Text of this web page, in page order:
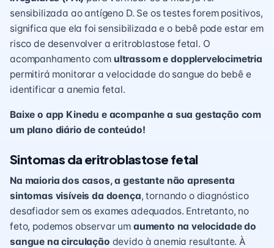
sensibilizada ao antígeno D. Se os testes forem positivos,
significa que ela foi sensibilizada e o bebê pode estar em
risco de desenvolver a eritroblastose fetal. O
acompanhamento com ultrassom e dopplervelocimetria
permitirá monitorar a velocidade do sangue do bebê e
identificar a anemia fetal.
Baixe o app Kinedu e acompanhe a sua gestação com
um plano diário de conteúdo!
Sintomas da eritroblastose fetal
Na maioria dos casos, a gestante não apresenta
sintomas visíveis da doença, tornando o diagnóstico
desafiador sem os exames adequados. Entretanto, no
feto, podemos observar um aumento na velocidade do
sangue na circulação devido à anemia resultante. À